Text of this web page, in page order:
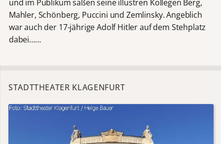
und im Publikum saßen seine illustren Kollegen Berg,
Mahler, Schönberg, Puccini und Zemlinsky. Angeblich
war auch der 17-jährige Adolf Hitler auf dem Stehplatz
dabei……
STADTTHEATER KLAGENFURT